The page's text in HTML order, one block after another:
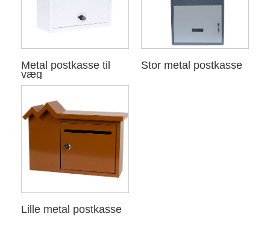
Metal postkasse til
væg
Stor metal postkasse
Lille metal postkasse